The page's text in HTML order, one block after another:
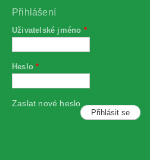
Přihlášení
Uživatelské jméno *
Heslo*
Zaslat nové heslo